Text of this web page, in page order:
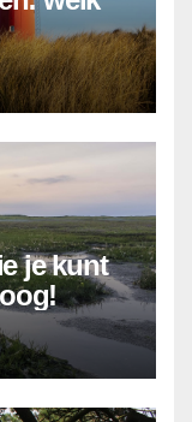
je kunt